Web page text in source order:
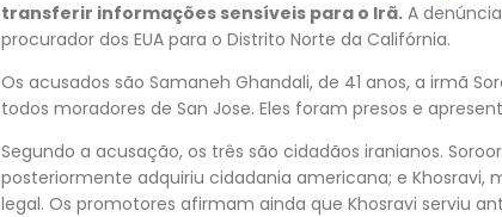
transferir informações sensíveis para o Irã. A
procurador dos EUA para o Distrito Norte da Califórnia.
Os acusados são Samaneh Ghandali, de 41 anos, a irmã
todos moradores de San Jose. Eles foram presos e
Segundo a acusação, os três são cidadãos iranianos.
posteriormente adquiriu cidadania americana; e
legal. Os promotores afirmam ainda que Khosravi serviu